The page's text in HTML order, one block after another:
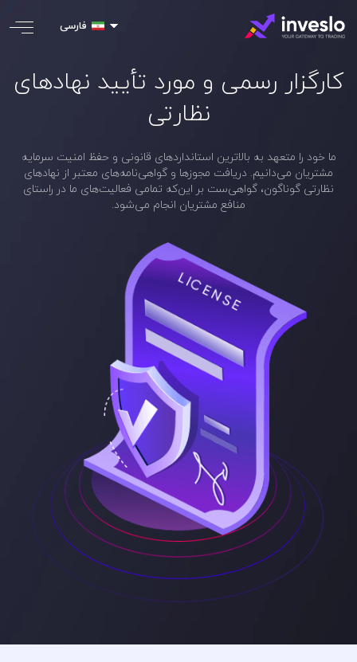
فارسی
کارگزار رسمی و مورد تأیید نهادهای
نظارتی
ما خود را متعهد به بالاترین استانداردهای قانونی و حفظ امنیت سرمایه
مشتریان می‌دانیم. دریافت مجوزها و گواهی‌نامه‌های معتبر از نهادهای
نظارتی گوناگون، گواهی‌ست بر این‌که تمامی فعالیت‌های ما در راستای
منافع مشتریان انجام می‌شود.